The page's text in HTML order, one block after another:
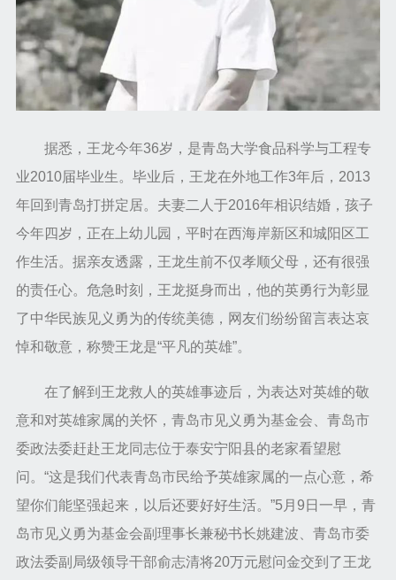
据悉，王龙今年36岁，是青岛大学食品科学与工程专
业2010届毕业生。毕业后，王龙在外地工作3年后，2013
年回到青岛打拼定居。夫妻二人于2016年相识结婚，孩子
今年四岁，正在上幼儿园，平时在西海岸新区和城阳区工
作生活。据亲友透露，王龙生前不仅孝顺父母，还有很强
的责任心。危急时刻，王龙挺身而出，他的英勇行为彰显
了中华民族见义勇为的传统美德，网友们纷纷留言表达哀
悼和敬意，称赞王龙是“平凡的英雄”。
在了解到王龙救人的英雄事迹后，为表达对英雄的敬
意和对英雄家属的关怀，青岛市见义勇为基金会、青岛市
委政法委赶赴王龙同志位于泰安宁阳县的老家看望慰
问。“这是我们代表青岛市民给予英雄家属的一点心意，希
望你们能坚强起来，以后还要好好生活。”5月9日一早，青
岛市见义勇为基金会副理事长兼秘书长姚建波、青岛市委
政法委副局级领导干部俞志清将20万元慰问金交到了王龙